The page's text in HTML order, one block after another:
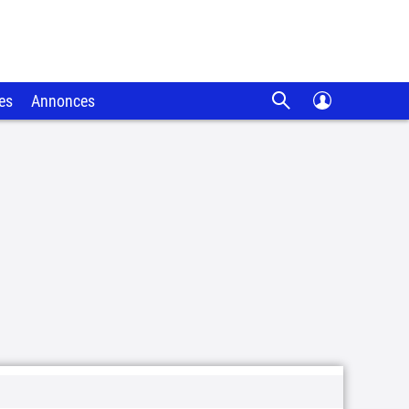
Annonces